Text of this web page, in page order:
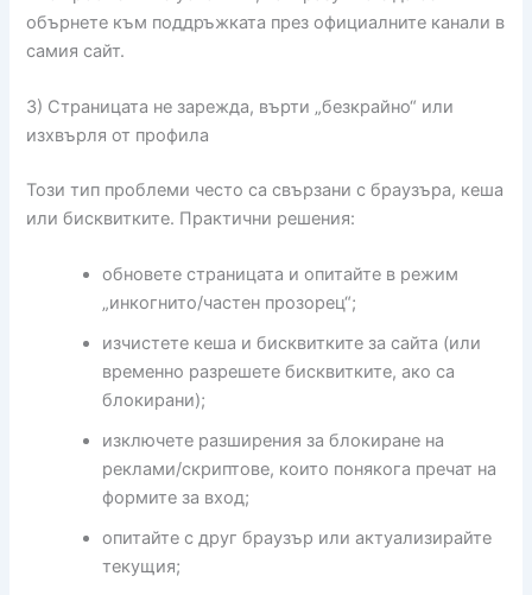
обърнете към поддръжката през официалните канали в
самия сайт.
3) Страницата не зарежда, върти „безкрайно“ или
изхвърля от профила
Този тип проблеми често са свързани с браузъра, кеша
или бисквитките. Практични решения:
обновете страницата и опитайте в режим
„инкогнито/частен прозорец“;
изчистете кеша и бисквитките за сайта (или
временно разрешете бисквитките, ако са
блокирани);
изключете разширения за блокиране на
реклами/скриптове, които понякога пречат на
формите за вход;
опитайте с друг браузър или актуализирайте
текущия;